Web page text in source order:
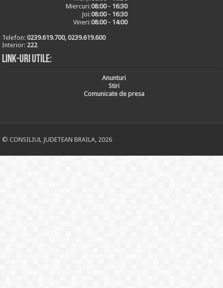
Miercuri:08:00 - 16:30
Joi:08:00 - 16:30
Vineri:08:00 - 14:00
Telefon:0239.619.700, 0239.619.600
Interior: 222
Link-uri utile:
Anunturi
Stiri
Comunicate de presa
© CONSILIUL JUDETEAN BRAILA, 2026